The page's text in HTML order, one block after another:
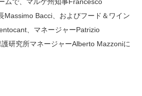
ムで、マルケ州知事Francesco
Massimo Bacci、およびフード＆ワイン
、マネージャーPatrizio
研究所マネージャーAlberto Mazzoniに